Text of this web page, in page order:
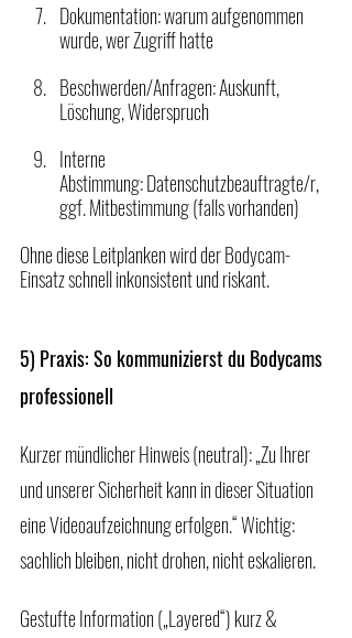
Dokumentation: warum aufgenommen
wurde, wer Zugriff hatte
Beschwerden/Anfragen: Auskunft,
Löschung, Widerspruch
Interne
Abstimmung: Datenschutzbeauftragte/r,
ggf. Mitbestimmung (falls vorhanden)
Ohne diese Leitplanken wird der Bodycam-
Einsatz schnell inkonsistent und riskant.
5) Praxis: So kommunizierst du Bodycams
professionell
Kurzer mündlicher Hinweis (neutral): „Zu Ihrer
und unserer Sicherheit kann in dieser Situation
eine Videoaufzeichnung erfolgen.“ Wichtig:
sachlich bleiben, nicht drohen, nicht eskalieren.
Gestufte Information („Layered“) kurz &